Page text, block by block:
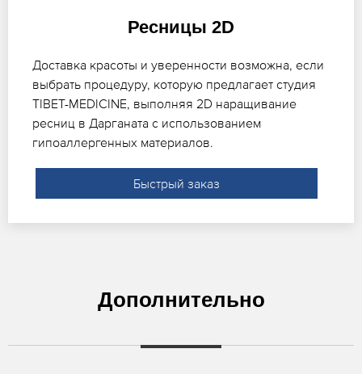
Ресницы 2D
Доставка красоты и уверенности возможна, если
выбрать процедуру, которую предлагает студия
TIBET-MEDICINE, выполняя 2D наращивание
ресниц в Дарганата с использованием
гипоаллергенных материалов.
Быстрый заказ
Дополнительно